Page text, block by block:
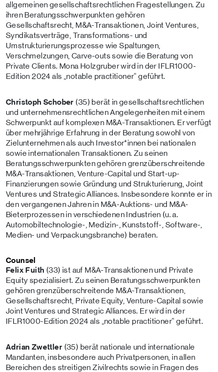
allgemeinen gesellschaftsrechtlichen Fragestellungen. Zu
ihren Beratungsschwerpunkten gehören
Gesellschaftsrecht, M&A-Transaktionen, Joint Ventures,
Syndikatsverträge, Transformations- und
Umstrukturierungsprozesse wie Spaltungen,
Verschmelzungen, Carve-outs sowie die Beratung von
Private Clients. Mona Holzgruber wird in der IFLR1000-
Edition 2024 als „notable practitioner“ geführt.
Christoph Schober (35) berät in gesellschaftsrechtlichen
und unternehmensrechtlichen Angelegenheiten mit einem
Schwerpunkt auf komplexen M&A-Transaktionen. Er verfügt
über mehrjährige Erfahrung in der Beratung sowohl von
Zielunternehmen als auch Investor*innen bei nationalen
sowie internationalen Transaktionen. Zu seinen
Beratungsschwerpunkten gehören grenzüberschreitende
M&A-Transaktionen, Venture-Capital und Start-up-
Finanzierungen sowie Gründung und Strukturierung, Joint
Ventures und Strategic Alliances. Insbesondere konnte er in
den vergangenen Jahren in M&A-Auktions- und M&A-
Bieterprozessen in verschiedenen Industrien (u. a.
Automobiltechnologie-, Medizin-, Kunststoff-, Software-,
Medien- und Verpackungsbranche) beraten.
Counsel
Felix Fuith (33) ist auf M&A-Transaktionen und Private
Equity spezialisiert. Zu seinen Beratungsschwerpunkten
gehören grenzüberschreitende M&A-Transaktionen,
Gesellschaftsrecht, Private Equity, Venture-Capital sowie
Joint Ventures und Strategic Alliances. Er wird in der
IFLR1000-Edition 2024 als „notable practitioner“ geführt.
Adrian Zwettler (35) berät nationale und internationale
Mandanten, insbesondere auch Privatpersonen, in allen
Bereichen des streitigen Zivilrechts sowie in Fragen des